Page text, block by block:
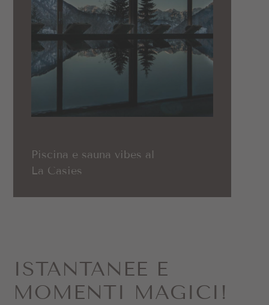
Piscina e sauna vibes al
La Casies
ISTANTANEE E
MOMENTI MAGICI!